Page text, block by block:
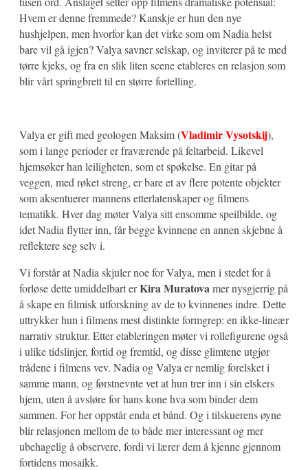
Hvem er denne fremmede? Kanskje er hun den nye
hushjelpen, men hvorfor kan det virke som om Nadia helst
bare vil gå igjen? Valya savner selskap, og inviterer på te med
tørre kjeks, og fra en slik liten scene etableres en relasjon som
blir vårt springbrett til en større fortelling.
Valya er gift med geologen Maksim (Vladimir Vysotskij),
som i lange perioder er fraværende på feltarbeid. Likevel
hjemsøker han leiligheten, som et spøkelse. En gitar på
veggen, med røket streng, er bare et av flere potente objekter
som aksentuerer mannens etterlatenskaper og filmens
tematikk. Hver dag møter Valya sitt ensomme speilbilde, og
idet Nadia flytter inn, får begge kvinnene en annen skjebne å
reflektere seg selv i.
Vi forstår at Nadia skjuler noe for Valya, men i stedet for å
forløse dette umiddelbart erKira Muratovamer nysgjerrig på
å skape en filmisk utforskning av de to kvinnenes indre. Dette
uttrykker hun i filmens mest distinkte formgrep: en ikke-lineær
narrativ struktur. Etter etableringen møter vi rollefigurene også
i ulike tidslinjer, fortid og fremtid, og disse glimtene utgjør
trådene i filmens vev. Nadia og Valya er nemlig forelsket i
samme mann, og førstnevnte vet at hun trer inn i sin elskers
hjem, uten å avsløre for hans kone hva som binder dem
sammen. For her oppstår enda et bånd. Og i tilskuerens øyne
blir relasjonen mellom de to både mer interessant og mer
ubehagelig å observere, fordi vi lærer dem å kjenne gjennom
fortidens mosaikk.